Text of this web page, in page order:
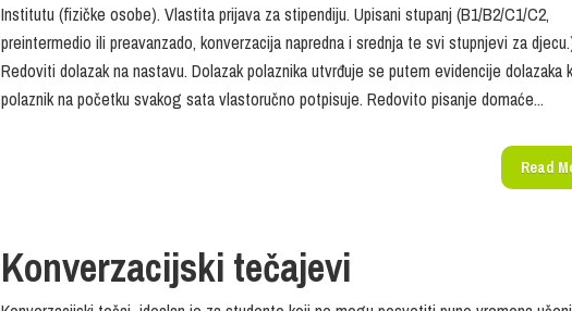
Institutu (fizičke osobe). Vlastita prijava za stipendiju. Upisani stupanj (B1/B2/C1/C2,
preintermedio ili preavanzado, konverzacija napredna i srednja te svi stupnjevi za
Redoviti dolazak na nastavu. Dolazak polaznika utvrđuje se putem evidencije dolazaka
polaznik na početku svakog sata vlastoručno potpisuje. Redovito pisanje domaće...
Read
Konverzacijski tečajevi